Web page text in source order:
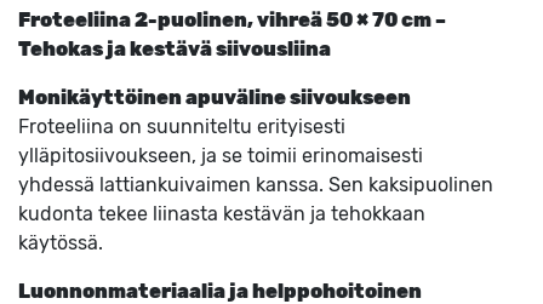
Froteeliina 2-puolinen, vihreä 50 × 70 cm –
Tehokas ja kestävä siivousliina
Monikäyttöinen apuväline siivoukseen
Froteeliina on suunniteltu erityisesti
ylläpitosiivoukseen, ja se toimii erinomaisesti
yhdessä lattiankuivaimen kanssa. Sen kaksipuolinen
kudonta tekee liinasta kestävän ja tehokkaan
käytössä.
Luonnonmateriaalia ja helppohoitoinen